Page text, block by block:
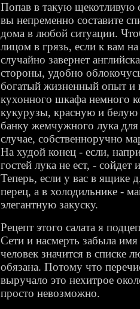
Попав в такую щекотливую
вы непременно составите
дома в любой ситуации.
лицом в грязь, если к вам
случайно завернет
стороны, удобно
богатый жизненный опыт и
кухонного шкафа немного
кукурузы, красную и белую
банку жемчужного лука
случае, собственноручно
На худой конец - если,
гостей лука не ест, -
Теперь, если у вас в ящике
перец, а в холодильнике -
элегантную закуску.
Рецепт этого салата я
Сети и насмерть забыла
человек значится в списке
обязана. Потому что
выручало это нехитрое
просто невозможно.